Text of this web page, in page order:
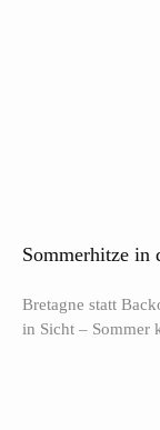
Sommerhitze in
Bretagne statt
in Sicht – Sommer